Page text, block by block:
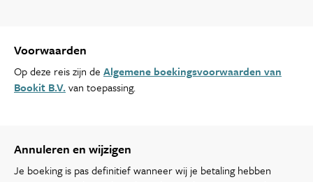
Voorwaarden
Op deze reis zijn de Algemene boekingsvoorwaarden van
Bookit B.V. van toepassing.
Annuleren en wijzigen
Je boeking is pas definitief wanneer wij je betaling hebben